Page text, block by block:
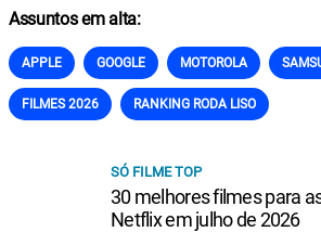
Assuntos em alta:
APPLE GOOGLE MOTOROLA
FILMES 2026 RANKING RODA LISO
SÓ FILME TOP
30 melhores filmes para
Netflix em julho de 2026